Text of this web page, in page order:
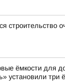
строительство
ёмкости для
установили три